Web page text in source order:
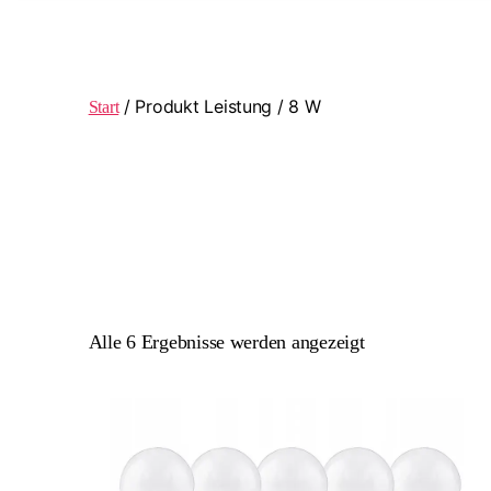
Start/ Produkt Leistung / 8 W
Alle 6 Ergebnisse werden angezeigt